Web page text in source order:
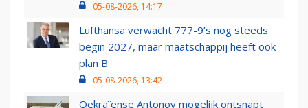
05-08-2026, 14:17
Lufthansa verwacht 777-9’s nog steeds
begin 2027, maar maatschappij heeft ook
plan B
05-08-2026, 13:42
Oekraïense Antonov mogelijk ontsnapt